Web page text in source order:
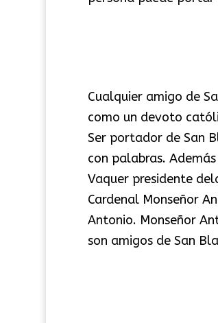
Cualquier amigo de
como un devoto
Ser portador de San
con palabras.
Vaquer presidente
Cardenal Monseñor
Antonio. Monseñor
son amigos de San